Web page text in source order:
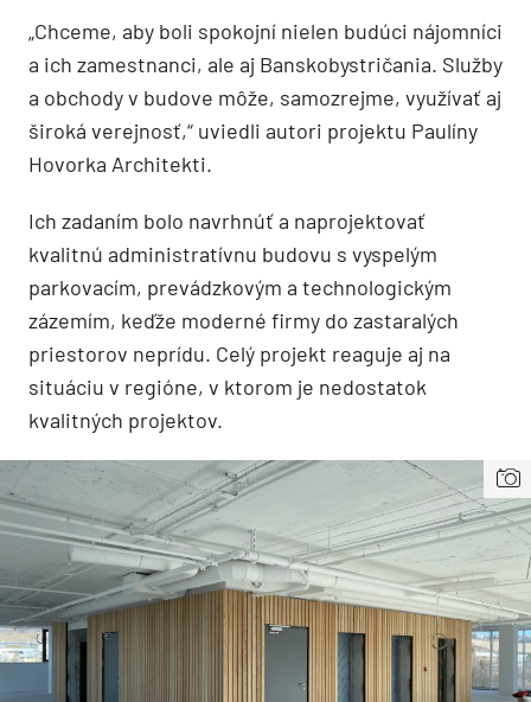
„Chceme, aby boli spokojní nielen budúci nájomníci
a ich zamestnanci, ale aj Banskobystričania. Služby
a obchody v budove môže, samozrejme, využívať aj
široká verejnosť,“ uviedli autori projektu Paulíny
Hovorka Architekti.
Ich zadaním bolo navrhnúť a naprojektovať
kvalitnú administratívnu budovu s vyspelým
parkovacím, prevádzkovým a technologickým
zázemím, keďže moderné firmy do zastaralých
priestorov neprídu. Celý projekt reaguje aj na
situáciu v regióne, v ktorom je nedostatok
kvalitných projektov.